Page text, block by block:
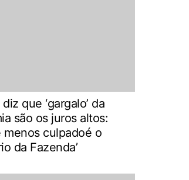
que ‘gargalo’ da
são os juros altos:
menos culpadoé o
da Fazenda’